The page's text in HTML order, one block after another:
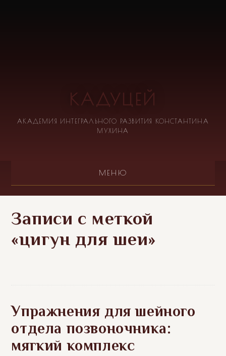
КАДУЦЕЙ
АКАДЕМИЯ ИНТЕГРАЛЬНОГО РАЗВИТИЯ КОНСТАНТИНА
МУХИНА
МЕНЮ
Записи с меткой
«цигун для шеи»
Упражнения для шейного
отдела позвоночника:
мягкий комплекс